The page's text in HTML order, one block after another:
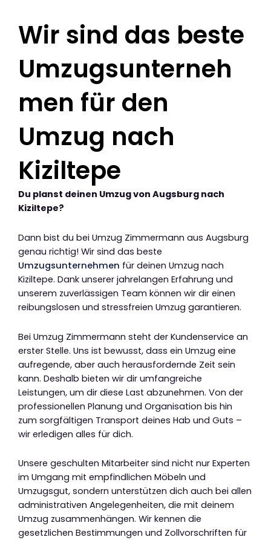
Wir sind das beste
Umzugsunterneh
men für den
Umzug nach
Kiziltepe
Du planst deinen Umzug von Augsburg nach
Kiziltepe?
Dann bist du bei Umzug Zimmermann aus Augsburg
genau richtig! Wir sind das beste
Umzugsunternehmen für deinen Umzug nach
Kiziltepe. Dank unserer jahrelangen Erfahrung und
unserem zuverlässigen Team können wir dir einen
reibungslosen und stressfreien Umzug garantieren.
Bei Umzug Zimmermann steht der Kundenservice an
erster Stelle. Uns ist bewusst, dass ein Umzug eine
aufregende, aber auch herausfordernde Zeit sein
kann. Deshalb bieten wir dir umfangreiche
Leistungen, um dir diese Last abzunehmen. Von der
professionellen Planung und Organisation bis hin
zum sorgfältigen Transport deines Hab und Guts –
wir erledigen alles für dich.
Unsere geschulten Mitarbeiter sind nicht nur Experten
im Umgang mit empfindlichen Möbeln und
Umzugsgut, sondern unterstützen dich auch bei allen
administrativen Angelegenheiten, die mit deinem
Umzug zusammenhängen. Wir kennen die
gesetzlichen Bestimmungen und Zollvorschriften für